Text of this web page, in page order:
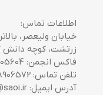
اطلاعات تماس:
خیابان ولیعصر،
زرتشت، کوچه دانش
فاکس انجمن: 02188905604
تلفن تماس: 88906572 - 88947646
آدرس ایمیل: info@saoi.ir